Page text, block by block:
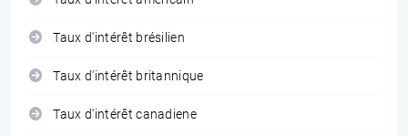
Taux d'intérêt brésilien
Taux d'intérêt britannique
Taux d'intérêt canadiene